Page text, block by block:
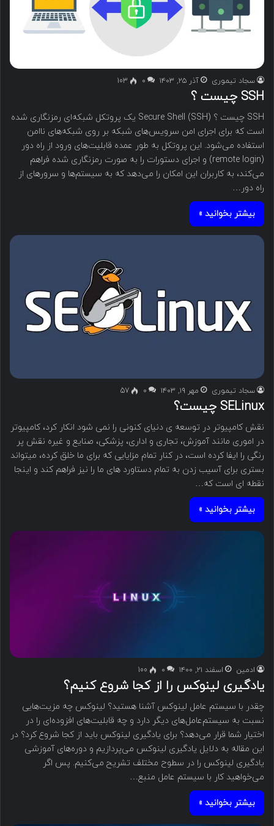
سجاد تیموری آذر ۲۵, ۱۴۰۳ ۰ 103
SSH چیست ؟
SSH چیست ؟ Secure Shell (SSH) یک پروتکل شبکه‌ای رمزنگاری شده
است که برای اجرای امن سرویس‌های شبکه بر روی شبکه‌های ناامن
استفاده می‌شود. این پروتکل به طور عمده قابلیت‌های ورود از راه دور
(remote login) و اجرای دستورات را به صورت رمزنگاری شده فراهم
می‌کند، به کاربران این امکان را می‌دهد که به سیستم‌ها و سرورهای از
راه دور…
بیشتر بخوانید »
سجاد تیموری مهر ۱۹, ۱۴۰۳ ۰ 57
SELinux چیست؟
نقش کامپیوتر در توسعه ی دنیای کنونی را نمی شود انکار کرد، کامپیوتر
در اموری مانند آموزش، تجاری و اداری، پزشکی، صنایع و غیره نقش پر
رنگی را ایفا کرده است، در کنار تمام مزایایی که برای ما خلق کرده، میتواند
بستری برای آسیب زدن به تمام دستاورد های ما را نیز فراهم کند و اینجا
نقطه ای است که…
بیشتر بخوانید »
ادمین اسفند ۲۱, ۱۴۰۰ ۰ 100
یادگیری لینوکس را از کجا شروع کنیم؟
چقدر با سیستم عامل لینوکس آشنا هستید؟ لینوکس چه مزیت‌هایی
نسبت به سیستم‌عامل‌های دیگر دارد و چه قابلیت‌های افزوده‌ای را در
اختیار شما قرار می‌دهد؟ برای یادگیری لینوکس باید از کجا شروع کرد؟ در
این مقاله به دلایل یادگیری لینوکس می‌پردازیم و دوره‌های آموزشی
یادگیری لینوکس را در سطوح مختلف تشریح می‌کنیم. پس اگر
می‌خواهید کار با سیستم عامل منبع…
بیشتر بخوانید »